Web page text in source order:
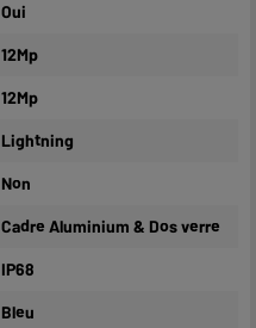
Oui
12Mp
12Mp
Lightning
Non
Cadre Aluminium & Dos verre
IP68
Bleu